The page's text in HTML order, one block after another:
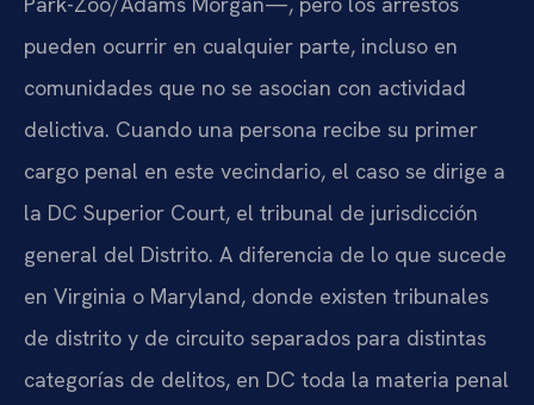
pueden ocurrir en cualquier parte, incluso en
comunidades que no se asocian con actividad
delictiva. Cuando una persona recibe su primer
cargo penal en este vecindario, el caso se dirige a
la DC Superior Court, el tribunal de jurisdicción
general del Distrito. A diferencia de lo que sucede
en Virginia o Maryland, donde existen tribunales
de distrito y de circuito separados para distintas
categorías de delitos, en DC toda la materia penal